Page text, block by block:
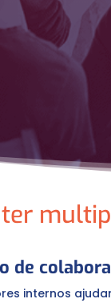
de
internos